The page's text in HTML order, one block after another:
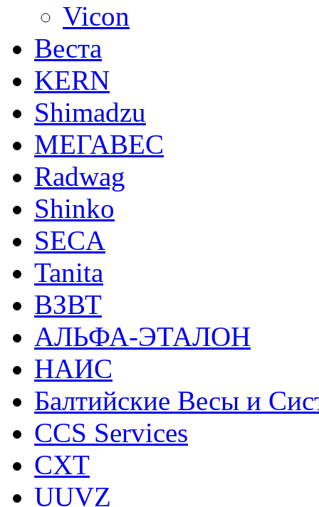
Vicon
Веста
KERN
Shimadzu
МЕГАВЕС
Radwag
Shinko
SECA
Tanita
ВЗВТ
АЛЬФА-ЭТАЛОН
НАИС
Балтийские Весы и
CCS Services
CXT
UUVZ